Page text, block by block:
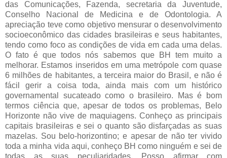
das Comunicações, Fazenda, secretaria da Juventude,
Conselho Nacional de Medicina e de Odontologia. A
apreciação teve como objetivo mensurar o desenvolvimento
socioeconômico das cidades brasileiras e seus habitantes,
tendo como foco as condições de vida em cada uma delas.
O fato é que todos nós sabemos que BH tem muito a
melhorar. Estamos inseridos em uma metrópole com quase
6 milhões de habitantes, a terceira maior do Brasil, e não é
fácil gerir a coisa toda, ainda mais com um histórico
governamental sucateado como o brasileiro. Mas é bom
termos ciência que, apesar de todos os problemas, Belo
Horizonte não vive de maquiagens. Conheço as principais
capitais brasileiras e sei o quanto são disfarçadas as suas
mazelas. Sou belo-horizontino; e apesar de não ter vivido
toda a minha vida aqui, conheço BH como ninguém e sei de
todas as suas peculiaridades. Posso afirmar com